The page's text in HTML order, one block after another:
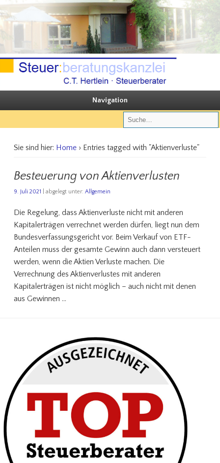
Steuerberatungskanzlei C.T. Hertlein
Sie steuern, wir beraten
Navigation
Sie sind hier: Home› Entries tagged with "Aktienverluste"
Besteuerung von Aktienverlusten
9. Juli 2021 | abgelegt unter: Allgemein
Die Regelung, dass Aktienverluste nicht mit anderen
Kapitalerträgen verrechnet werden dürfen, liegt nun dem
Bundesverfassungsgericht vor. Beim Verkauf von ETF-
Anteilen muss der gesamte Gewinn auch dann versteuert
werden, wenn die Aktien Verluste machen. Die
Verrechnung des Aktienverlustes mit anderen
Kapitalerträgen ist nicht möglich – auch nicht mit denen
aus Gewinnen …